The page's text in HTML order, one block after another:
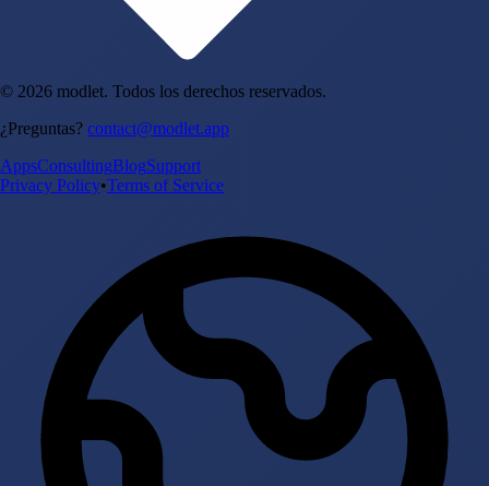
© 2026 modlet. Todos los derechos reservados.
¿Preguntas? contact@modlet.app
AppsConsultingBlogSupport
Privacy Policy•Terms of Service